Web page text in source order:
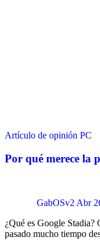
Artículo de opinión PC
Por qué merece la
GabOSv2Abr
¿Qué es Google Stadia?
pasado mucho tiempo